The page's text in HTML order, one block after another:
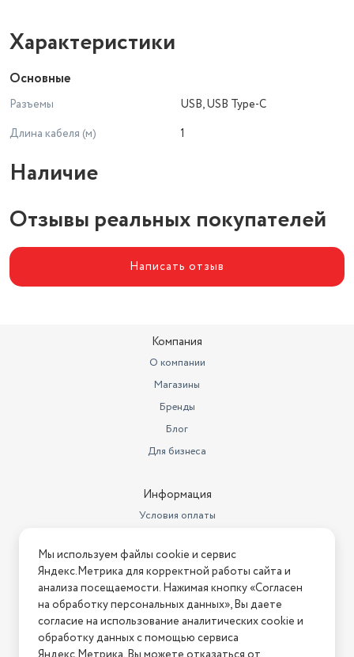
Характеристики
Основные
Разъемы
USB, USB Type-C
Длина кабеля (м)
1
Наличие
Отзывы реальных покупателей
Написать отзыв
Компания
О компании
Магазины
Бренды
Блог
Для бизнеса
Информация
Условия оплаты
Условия возврата
Нашли ошибку на сайте? Напишите нам
2026 © Интернет-магазин "АстМаркет". У нас есть всё!
Мы используем файлы cookie и сервис
Яндекс.Метрика для корректной работы сайта и
анализа посещаемости. Нажимая кнопку «Согласен
на обработку персональных данных», Вы даете
согласие на использование аналитических cookie и
обработку данных с помощью сервиса